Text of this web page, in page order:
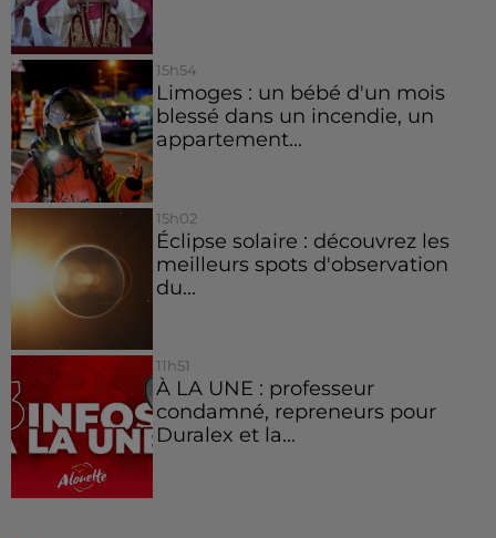
15h54
Limoges : un bébé d'un mois
blessé dans un incendie, un
appartement...
15h02
Éclipse solaire : découvrez les
meilleurs spots d'observation
du...
11h51
À LA UNE : professeur
condamné, repreneurs pour
Duralex et la...